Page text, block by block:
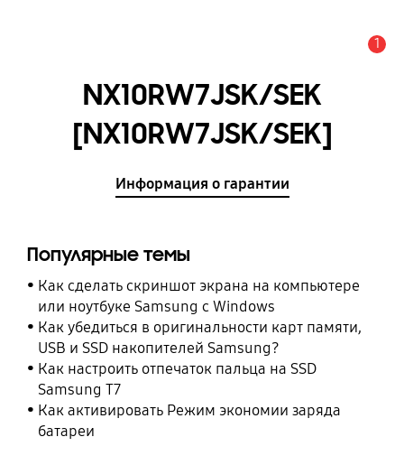
1
NX10RW7JSK/SEK
[NX10RW7JSK/SEK]
Информация о гарантии
Популярные темы
Как сделать скриншот экрана на компьютере
или ноутбуке Samsung с Windows
Как убедиться в оригинальности карт памяти,
USB и SSD накопителей Samsung?
Как настроить отпечаток пальца на SSD
Samsung T7
Как активировать Режим экономии заряда
батареи